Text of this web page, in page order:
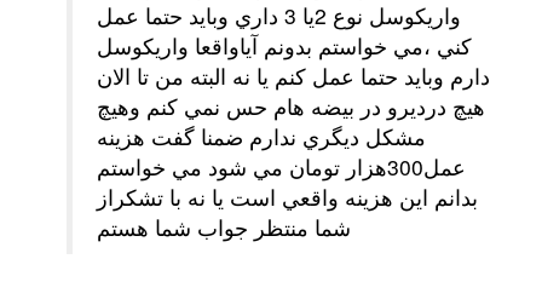
واريكوسل نوع 2يا 3 داري وبايد حتما عمل
كني ،مي خواستم بدونم آياواقعا واريكوسل
دارم وبايد حتما عمل كنم يا نه البته من تا الان
هيچ درديرو در بيضه هام حس نمي كنم وهيچ
مشكل ديگري ندارم ضمنا گفت هزينه
عمل300هزار تومان مي شود مي خواستم
بدانم اين هزينه واقعي است يا نه با تشكراز
شما منتظر جواب شما هستم